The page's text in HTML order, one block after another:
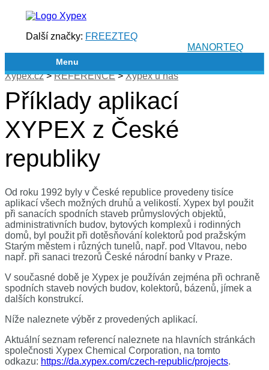
Další značky: FREEZTEQ
MANORTEQ
Menu
Xypex.cz>REFERENCE>Xypex u nás
Příklady aplikací
XYPEX z České
republiky
Od roku 1992 byly v České republice provedeny tisíce
aplikací všech možných druhů a velikostí. Xypex byl použit
při sanacích spodních staveb průmyslových objektů,
administrativních budov, bytových komplexů i rodinných
domů, byl použit při dotěsňování kolektorů pod pražským
Starým městem i různých tunelů, např. pod Vltavou, nebo
např. při sanaci trezorů České národní banky v Praze.
V současné době je Xypex je používán zejména při ochraně
spodních staveb nových budov, kolektorů, bázenů, jímek a
dalších konstrukcí.
Níže naleznete výběr z provedených aplikací.
Aktuální seznam referencí naleznete na hlavních stránkách
společnosti Xypex Chemical Corporation, na tomto
odkazu: https://da.xypex.com/czech-republic/projects.